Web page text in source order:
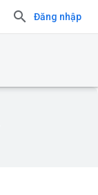
Đăng nhập